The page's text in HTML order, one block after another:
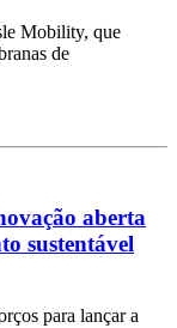
Mobility, que
de
aberta
sustentável
para lançar a